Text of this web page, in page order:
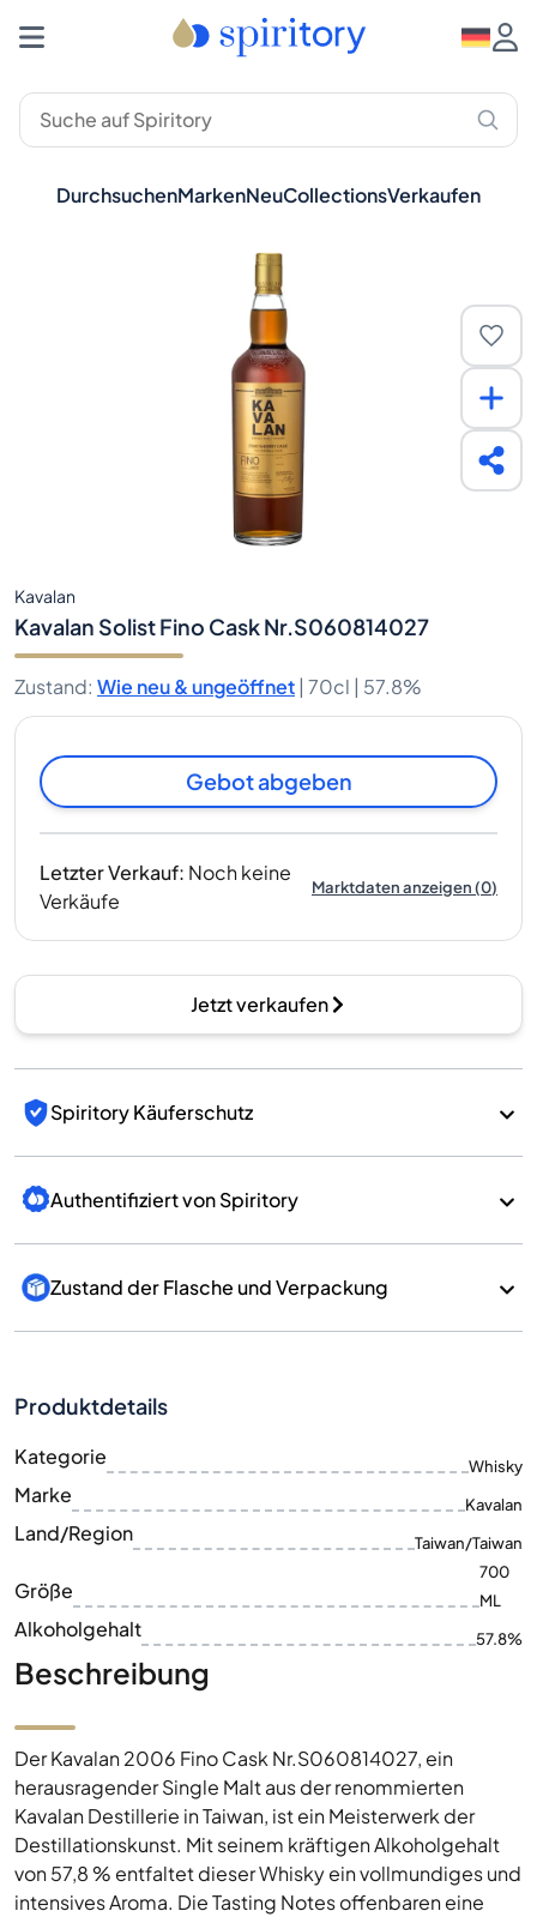
DurchsuchenMarkenNeuCollectionsVerkaufen
Kavalan
Kavalan Solist Fino Cask Nr.S060814027
Zustand: Wie neu & ungeöffnet | 70cl | 57.8%
Gebot abgeben
Letzter Verkauf: Noch keine
Verkäufe
Marktdaten anzeigen(0)
Jetzt verkaufen
Spiritory Käuferschutz
Authentifiziert von Spiritory
Zustand der Flasche und Verpackung
Produktdetails
Kategorie Whisky
Marke Kavalan
Land/Region Taiwan/Taiwan
Größe
700
ML
Alkoholgehalt 57.8%
Beschreibung
Der Kavalan 2006 Fino Cask Nr.S060814027, ein
herausragender Single Malt aus der renommierten
Kavalan Destillerie in Taiwan, ist ein Meisterwerk der
Destillationskunst. Mit seinem kräftigen Alkoholgehalt
von 57,8 % entfaltet dieser Whisky ein vollmundiges und
intensives Aroma. Die Tasting Notes offenbaren eine